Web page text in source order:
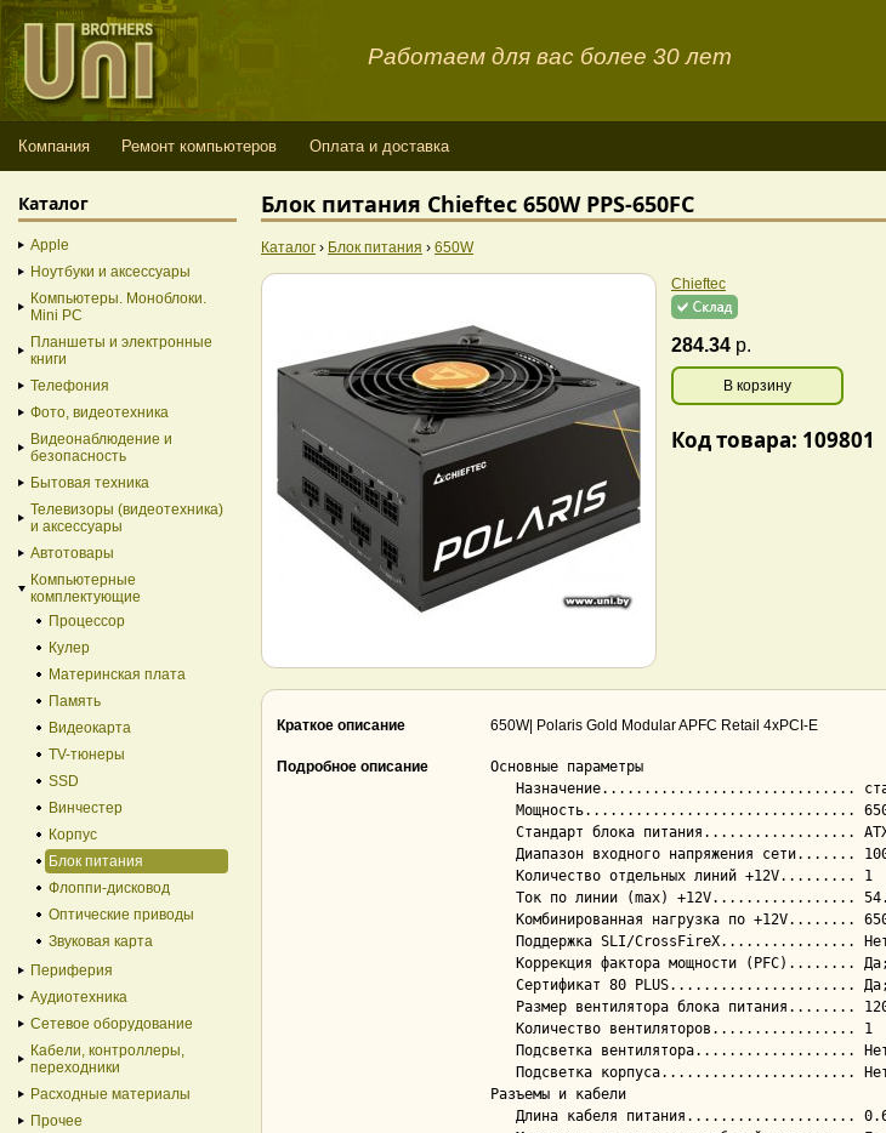
Работаем для вас более 30 лет
Компания Ремонт компьютеров Оплата и доставка
Блок питания Chieftec 650W PPS-650FC
Каталог › Блок питания › 650W
Chieftec
284.34 р.
В корзину
Код товара: 109801
Краткое описание 650W| Polaris Gold Modular APFC Retail 4xPCI-E
Подробное описание
Основные параметры
Разъемы и кабели
Каталог
Apple
Ноутбуки и аксессуары
Компьютеры. Моноблоки.
Mini PC
Планшеты и электронные
книги
Телефония
Фото, видеотехника
Видеонаблюдение и
безопасность
Бытовая техника
Телевизоры (видеотехника)
и аксессуары
Автотовары
Компьютерные
комплектующие
Процессор
Кулер
Материнская плата
Память
Видеокарта
TV-тюнеры
SSD
Винчестер
Корпус
Блок питания
Флоппи-дисковод
Оптические приводы
Звуковая карта
Периферия
Аудиотехника
Сетевое оборудование
Кабели, контроллеры,
переходники
Расходные материалы
Прочее